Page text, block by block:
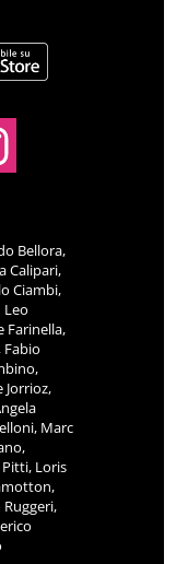
Bellora,
Calipari,
Ciambi,
Leo
Farinella,
Jorrioz,
Marc
Loris